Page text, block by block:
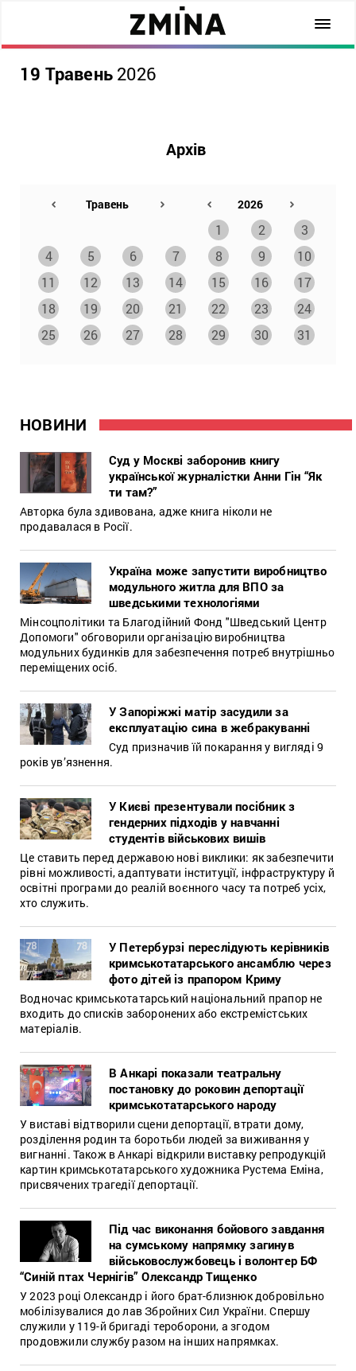
19 Травень 2026
НОВИНИ
Суд у Москві заборонив книгу
української журналістки Анни Гін “Як
ти там?”
Авторка була здивована, адже книга ніколи не
продавалася в Росії.
Україна може запустити виробництво
модульного житла для ВПО за
шведськими технологіями
Мінсоцполітики та Благодійний Фонд "Шведський Центр
Допомоги" обговорили організацію виробництва
модульних будинків для забезпечення потреб внутрішньо
переміщених осіб.
У Запоріжжі матір засудили за
експлуатацію сина в жебракуванні
Суд призначив їй покарання у вигляді 9
років ув’язнення.
У Києві презентували посібник з
гендерних підходів у навчанні
студентів військових вишів
Це ставить перед державою нові виклики: як забезпечити
рівні можливості, адаптувати інституції, інфраструктуру й
освітні програми до реалій воєнного часу та потреб усіх,
хто служить.
У Петербурзі переслідують керівників
кримськотатарського ансамблю через
фото дітей із прапором Криму
Водночас кримськотатарський національний прапор не
входить до списків заборонених або екстремістських
матеріалів.
В Анкарі показали театральну
постановку до роковин депортації
кримськотатарського народу
У виставі відтворили сцени депортації, втрати дому,
розділення родин та боротьби людей за виживання у
вигнанні. Також в Анкарі відкрили виставку репродукцій
картин кримськотатарського художника Рустема Еміна,
присвячених трагедії депортації.
Під час виконання бойового завдання
на cумському напрямку загинув
військовослужбовець і волонтер БФ
“Синій птах Чернігів” Олександр Тищенко
У 2023 році Олександр і його брат-близнюк добровільно
мобілізувалися до лав Збройних Сил України. Спершу
служили у 119-й бригаді тероборони, а згодом
продовжили службу разом на інших напрямках.
Архів
1 2
3
4
5 6 7 8 9
10
11
12 13 14 15 16
17
18
19 20 21 22 23
24
25
26 27 28 29 30 31